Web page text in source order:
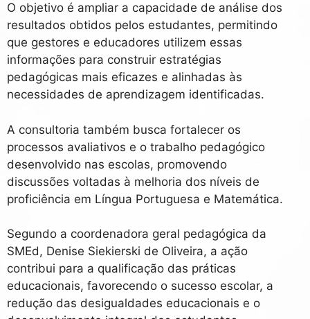
O objetivo é ampliar a capacidade de análise dos
resultados obtidos pelos estudantes, permitindo
que gestores e educadores utilizem essas
informações para construir estratégias
pedagógicas mais eficazes e alinhadas às
necessidades de aprendizagem identificadas.
A consultoria também busca fortalecer os
processos avaliativos e o trabalho pedagógico
desenvolvido nas escolas, promovendo
discussões voltadas à melhoria dos níveis de
proficiência em Língua Portuguesa e Matemática.
Segundo a coordenadora geral pedagógica da
SMEd, Denise Siekierski de Oliveira, a ação
contribui para a qualificação das práticas
educacionais, favorecendo o sucesso escolar, a
redução das desigualdades educacionais e o